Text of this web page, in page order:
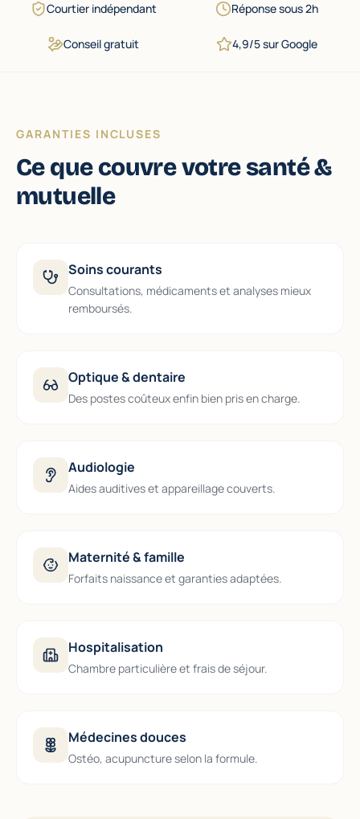
Courtier indépendant Réponse sous 2h
Conseil gratuit 4,9/5 sur Google
GARANTIES INCLUSES
Ce que couvre votre santé &
mutuelle
Soins courants
Consultations, médicaments et analyses mieux
remboursés.
Optique & dentaire
Des postes coûteux enfin bien pris en charge.
Audiologie
Aides auditives et appareillage couverts.
Maternité & famille
Forfaits naissance et garanties adaptées.
Hospitalisation
Chambre particulière et frais de séjour.
Médecines douces
Ostéo, acupuncture selon la formule.